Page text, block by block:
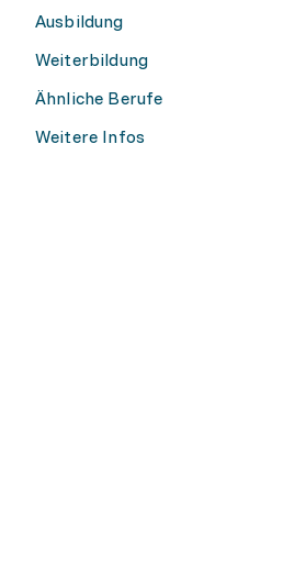
Ausbildung
Weiterbildung
Ähnliche Berufe
Weitere Infos